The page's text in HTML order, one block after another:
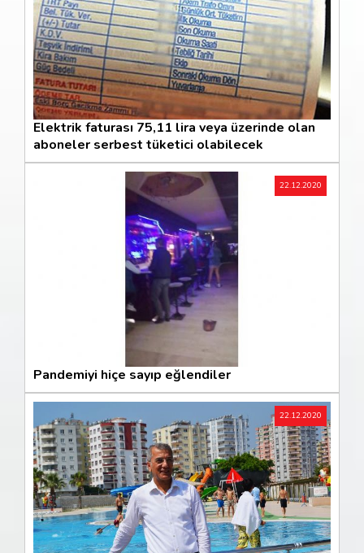
Elektrik faturası 75,11 lira veya üzerinde olan
aboneler serbest tüketici olabilecek
22.12.2020
Pandemiyi hiçe sayıp eğlendiler
22.12.2020